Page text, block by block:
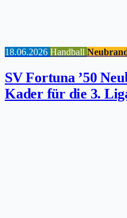
18.06.2026 Handball
SV Fortuna ’50
Kader für die 3.